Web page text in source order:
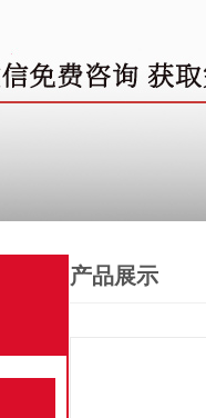
产品展示